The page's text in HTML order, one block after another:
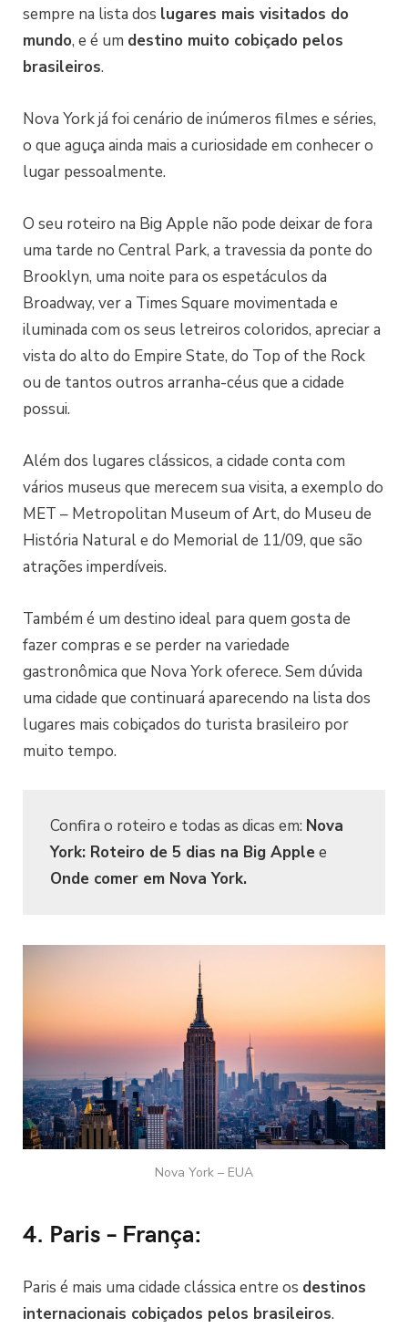
sempre na lista dos lugares mais visitados do
mundo, e é um destino muito cobiçado pelos
brasileiros.
Nova York já foi cenário de inúmeros filmes e séries,
o que aguça ainda mais a curiosidade em conhecer o
lugar pessoalmente.
O seu roteiro na Big Apple não pode deixar de fora
uma tarde no Central Park, a travessia da ponte do
Brooklyn, uma noite para os espetáculos da
Broadway, ver a Times Square movimentada e
iluminada com os seus letreiros coloridos, apreciar a
vista do alto do Empire State, do Top of the Rock
ou de tantos outros arranha-céus que a cidade
possui.
Além dos lugares clássicos, a cidade conta com
vários museus que merecem sua visita, a exemplo do
MET – Metropolitan Museum of Art, do Museu de
História Natural e do Memorial de 11/09, que são
atrações imperdíveis.
Também é um destino ideal para quem gosta de
fazer compras e se perder na variedade
gastronômica que Nova York oferece. Sem dúvida
uma cidade que continuará aparecendo na lista dos
lugares mais cobiçados do turista brasileiro por
muito tempo.
Confira o roteiro e todas as dicas em: Nova
York: Roteiro de 5 dias na Big Applee
Onde comer em Nova York.
Nova York – EUA
4. Paris – França:
Paris é mais uma cidade clássica entre os destinos
internacionais cobiçados pelos brasileiros.